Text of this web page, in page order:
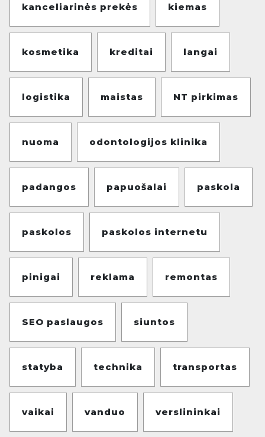
kanceliarinės prekės kiemas
kosmetika kreditai langai
logistika maistas NT pirkimas
nuoma odontologijos klinika
padangos papuošalai paskola
paskolos paskolos internetu
pinigai reklama remontas
SEO paslaugos siuntos
statyba technika transportas
vaikai vanduo verslininkai